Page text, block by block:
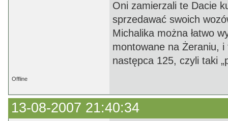
Oni zamierzali te Dacie
sprzedawać swoich
Michalika można łatwo
montowane na Żeraniu,
następca 125, czyli taki
Offline
13-08-2007 21:40:34